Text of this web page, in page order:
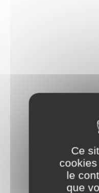
Ce
le
que